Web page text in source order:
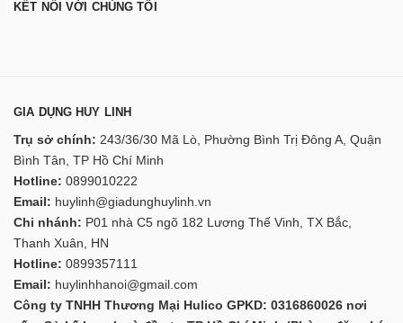
KẾT NỐI VỚI CHÚNG TÔI
GIA DỤNG HUY LINH
Trụ sở chính: 243/36/30 Mã Lò, Phường Bình Trị Đông A, Quận
Bình Tân, TP Hồ Chí Minh
Hotline: 0899010222
Email: huylinh@giadunghuylinh.vn
Chi nhánh: P01 nhà C5 ngõ 182 Lương Thế Vinh, TX Bắc,
Thanh Xuân, HN
Hotline: 0899357111
Email: huylinhhanoi@gmail.com
Công ty TNHH Thương Mại Hulico GPKD: 0316860026 nơi